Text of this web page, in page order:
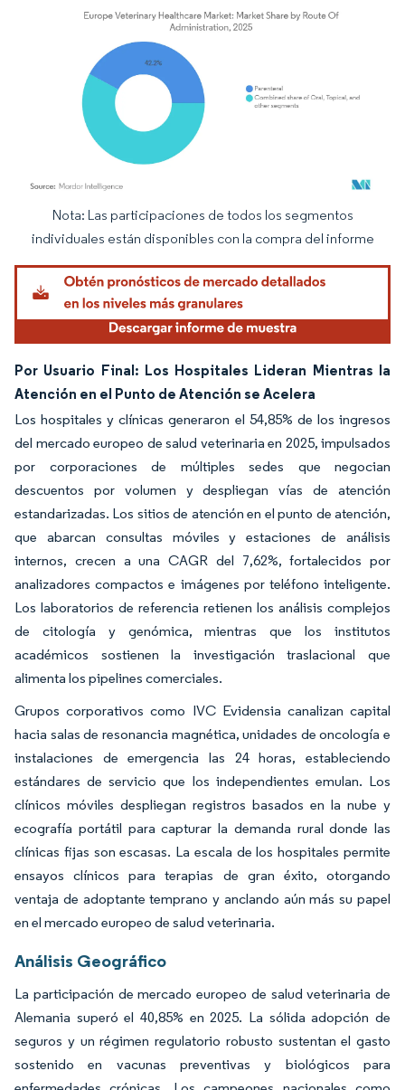
Imagen © Mordor Intelligence. El uso requiere atribución según CC BY 4.0.
Nota: Las participaciones de todos los segmentos
individuales están disponibles con la compra del informe
Por Usuario Final: Los Hospitales Lideran Mientras la
Atención en el Punto de Atención se Acelera
Los hospitales y clínicas generaron el 54,85% de los ingresos
del mercado europeo de salud veterinaria en 2025, impulsados
por corporaciones de múltiples sedes que negocian
descuentos por volumen y despliegan vías de atención
estandarizadas. Los sitios de atención en el punto de atención,
que abarcan consultas móviles y estaciones de análisis
internos, crecen a una CAGR del 7,62%, fortalecidos por
analizadores compactos e imágenes por teléfono inteligente.
Los laboratorios de referencia retienen los análisis complejos
de citología y genómica, mientras que los institutos
académicos sostienen la investigación traslacional que
alimenta los pipelines comerciales.
Grupos corporativos como IVC Evidensia canalizan capital
hacia salas de resonancia magnética, unidades de oncología e
instalaciones de emergencia las 24 horas, estableciendo
estándares de servicio que los independientes emulan. Los
clínicos móviles despliegan registros basados en la nube y
ecografía portátil para capturar la demanda rural donde las
clínicas fijas son escasas. La escala de los hospitales permite
ensayos clínicos para terapias de gran éxito, otorgando
ventaja de adoptante temprano y anclando aún más su papel
en el mercado europeo de salud veterinaria.
Análisis Geográfico
La participación de mercado europeo de salud veterinaria de
Alemania superó el 40,85% en 2025. La sólida adopción de
seguros y un régimen regulatorio robusto sustentan el gasto
sostenido en vacunas preventivas y biológicos para